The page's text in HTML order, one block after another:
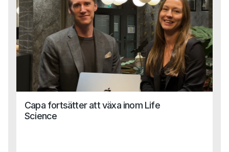
Capa fortsätter att växa inom Life
Science